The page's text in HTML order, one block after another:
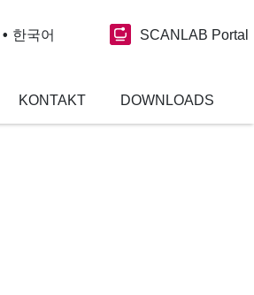
한국어 SCANLAB Portal
KONTAKT DOWNLOADS